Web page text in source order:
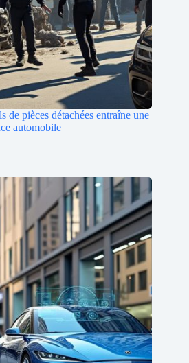
de pièces détachées entraîne une
automobile